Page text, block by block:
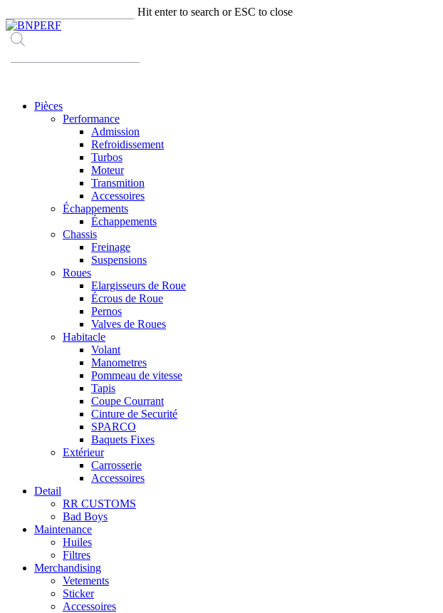
to
main
content
Hit enter to search or ESC to close
Close
Search
Pièces
Performance
Admission
Refroidissement
Turbos
Moteur
Transmition
Accessoires
Échappements
Échappements
Chassis
Freinage
Suspensions
Roues
Elargisseurs de Roue
Écrous de Roue
Pernos
Valves de Roues
Habitacle
Volant
Manometres
Pommeau de vitesse
Tapis
Coupe Courrant
Cinture de Securité
SPARCO
Baquets Fixes
Extérieur
Carrosserie
Accessoires
Detail
RR CUSTOMS
Bad Boys
Maintenance
Huiles
Filtres
Merchandising
Vetements
Sticker
Accessoires